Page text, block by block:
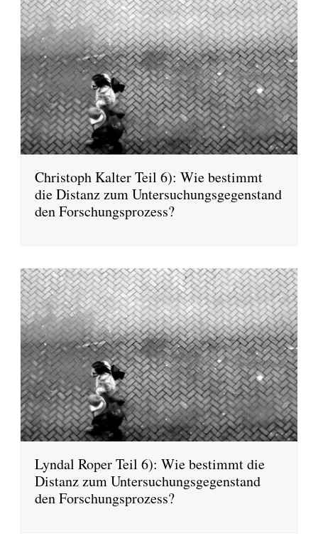
Christoph Kalter Teil 6): Wie bestimmt
die Distanz zum Untersuchungsgegenstand
den Forschungsprozess?
Lyndal Roper Teil 6): Wie bestimmt die
Distanz zum Untersuchungsgegenstand
den Forschungsprozess?